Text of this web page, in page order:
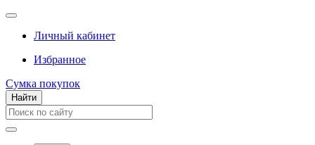
Личный кабинет
Избранное
Сумка покупок
Найти